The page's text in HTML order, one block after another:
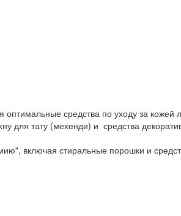
средства по уходу за кожей
для тату (мехенди) и средства
включая стиральные порошки и